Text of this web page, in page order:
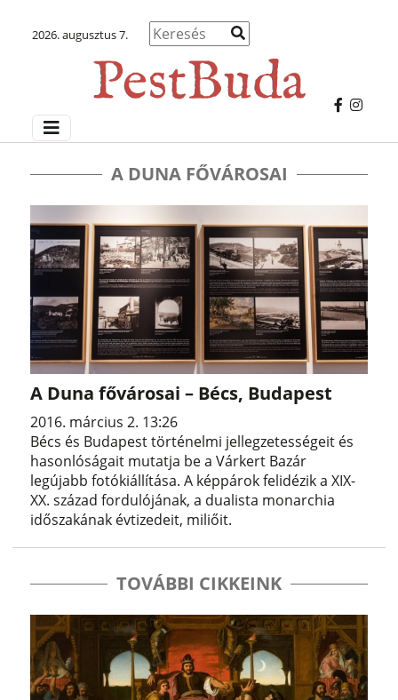
2026. augusztus 7.
A DUNA FŐVÁROSAI
A Duna fővárosai – Bécs, Budapest
2016. március 2. 13:26
Bécs és Budapest történelmi jellegzetességeit és
hasonlóságait mutatja be a Várkert Bazár
legújabb fotókiállítása. A képpárok felidézik a XIX-
XX. század fordulójának, a dualista monarchia
időszakának évtizedeit, miliőit.
TOVÁBBI CIKKEINK